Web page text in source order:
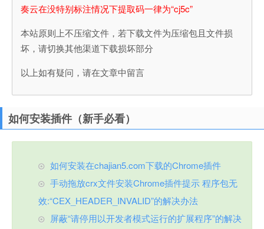
奏云在没特别标注情况下提取码一律为“cj5c”
本站原则上不压缩文件，若下载文件为压缩包且文件损
坏，请切换其他渠道下载损坏部分
以上如有疑问，请在文章中留言
如何安装插件（新手必看）
如何安装在chajian5.com下载的Chrome插件
手动拖放crx文件安装Chrome插件提示 程序包无
效:“CEX_HEADER_INVALID”的解决办法
屏蔽“请停用以开发者模式运行的扩展程序”的解决